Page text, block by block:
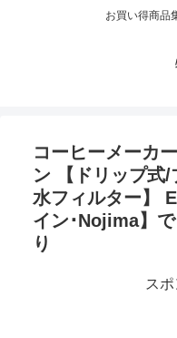
お買い得商品
コーヒーメーカ
ン 【ドリップ式
水フィルター】
イン･Nojima】
り
ス